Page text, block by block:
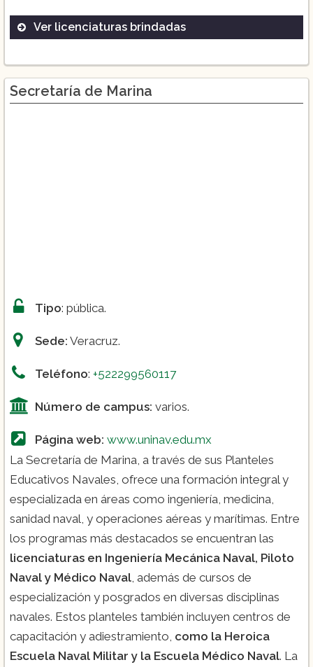
Ver licenciaturas brindadas
Maquinista Naval
Ingeniería Mecánica Naval
Secretaría de Marina
Tipo: pública.
Sede: Veracruz.
Teléfono: +522299560117
Número de campus: varios.
Página web: www.uninav.edu.mx
La Secretaría de Marina, a través de sus Planteles
Educativos Navales, ofrece una formación integral y
especializada en áreas como ingeniería, medicina,
sanidad naval, y operaciones aéreas y marítimas. Entre
los programas más destacados se encuentran las
licenciaturas en Ingeniería Mecánica Naval, Piloto
Naval y Médico Naval , además de cursos de
especialización y posgrados en diversas disciplinas
navales. Estos planteles también incluyen centros de
capacitación y adiestramiento, como la Heroica
Escuela Naval Militar y la Escuela Médico Naval. La